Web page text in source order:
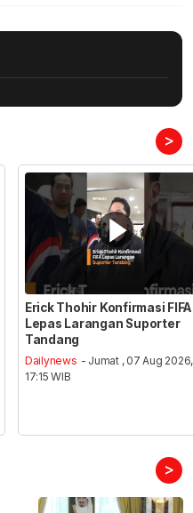
>
Erick Thohir Konfirmasi FIFA
Lepas Larangan Suporter
Tandang
Dailynews - Jumat , 07 Aug 2026,
17:15 WIB
>